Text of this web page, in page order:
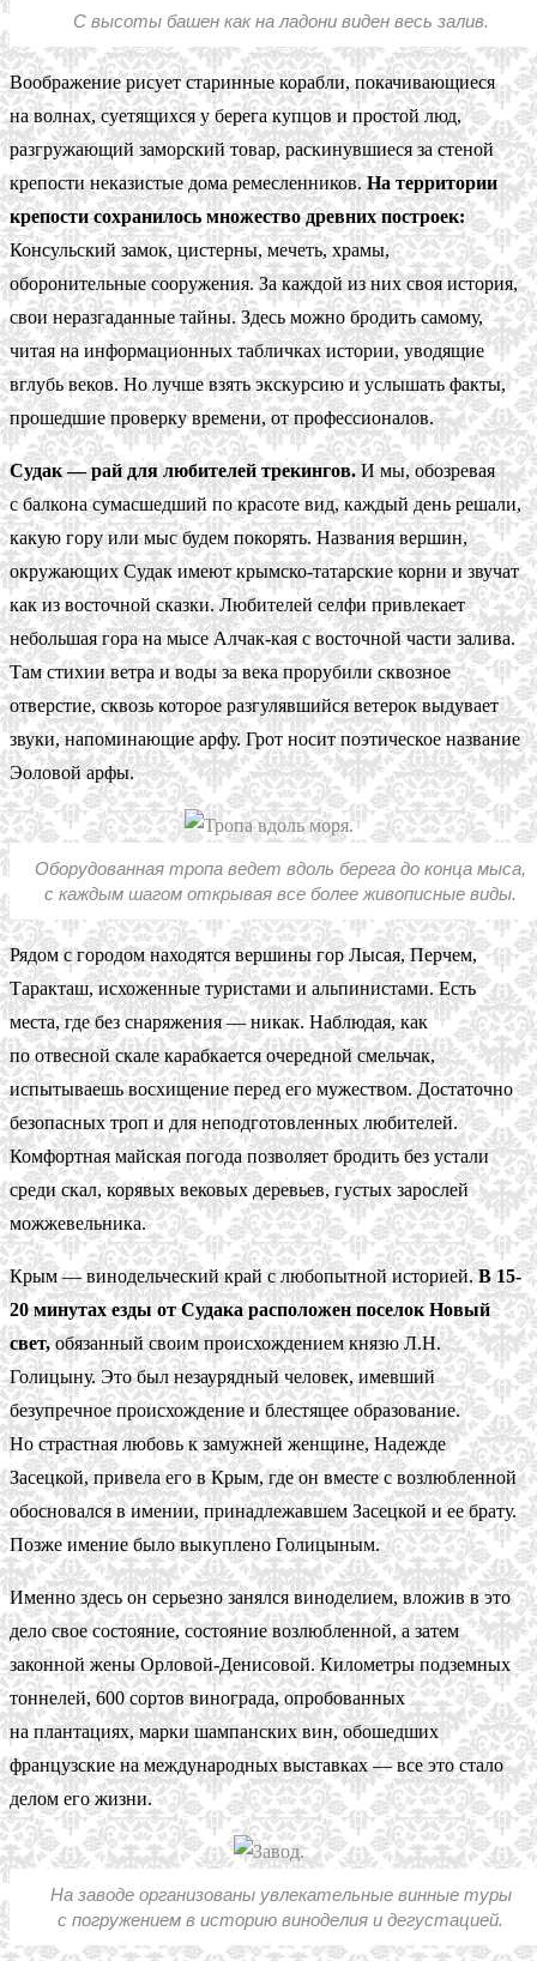
С высоты башен как на ладони виден весь залив.
Воображение рисует старинные корабли, покачивающиеся
на волнах, суетящихся у берега купцов и простой люд,
разгружающий заморский товар, раскинувшиеся за стеной
крепости неказистые дома ремесленников.На территории
крепости сохранилось множество древних построек:
Консульский замок, цистерны, мечеть, храмы,
оборонительные сооружения. За каждой из них своя история,
свои неразгаданные тайны. Здесь можно бродить самому,
читая на информационных табличках истории, уводящие
вглубь веков. Но лучше взять экскурсию и услышать факты,
прошедшие проверку времени, от профессионалов.
Судак — рай для любителей трекингов. И мы, обозревая
с балкона сумасшедший по красоте вид, каждый день решали,
какую гору или мыс будем покорять. Названия вершин,
окружающих Судак имеют крымско-татарские корни и звучат
как из восточной сказки. Любителей селфи привлекает
небольшая гора на мысе Алчак-кая с восточной части залива.
Там стихии ветра и воды за века прорубили сквозное
отверстие, сквозь которое разгулявшийся ветерок выдувает
звуки, напоминающие арфу. Грот носит поэтическое название
Эоловой арфы.
Оборудованная тропа ведет вдоль берега до конца мыса,
с каждым шагом открывая все более живописные виды.
Рядом с городом находятся вершины гор Лысая, Перчем,
Таракташ, исхоженные туристами и альпинистами. Есть
места, где без снаряжения — никак. Наблюдая, как
по отвесной скале карабкается очередной смельчак,
испытываешь восхищение перед его мужеством. Достаточно
безопасных троп и для неподготовленных любителей.
Комфортная майская погода позволяет бродить без устали
среди скал, корявых вековых деревьев, густых зарослей
можжевельника.
Крым — винодельческий край с любопытной историей.В 15-
20 минутах езды от Судака расположен поселок Новый
свет,обязанный своим происхождением князю Л.Н.
Голицыну. Это был незаурядный человек, имевший
безупречное происхождение и блестящее образование.
Но страстная любовь к замужней женщине, Надежде
Засецкой, привела его в Крым, где он вместе с возлюбленной
обосновался в имении, принадлежавшем Засецкой и ее брату.
Позже имение было выкуплено Голицыным.
Именно здесь он серьезно занялся виноделием, вложив в это
дело свое состояние, состояние возлюбленной, а затем
законной жены Орловой-Денисовой. Километры подземных
тоннелей, 600 сортов винограда, опробованных
на плантациях, марки шампанских вин, обошедших
французские на международных выставках — все это стало
делом его жизни.
На заводе организованы увлекательные винные туры
с погружением в историю виноделия и дегустацией.